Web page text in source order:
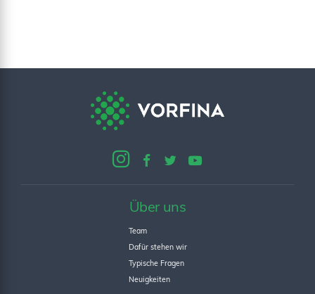
Über uns
Team
Dafür stehen wir
Typische Fragen
Neuigkeiten